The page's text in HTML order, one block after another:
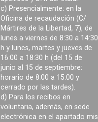
c) Presencialmente: en la
Oficina de recaudación (C/
Mártires de la Libertad, 7), de
lunes a viernes de 8:30 a 14:30
h y lunes, martes y jueves de
16:00 a 18:30 h (del 15 de
junio al 15 de septiembre:
horario de 8:00 a 15:00 y
cerrado por las tardes).
d) Para los recibos en
voluntaria, además, en sede
electrónica en el apartado mis